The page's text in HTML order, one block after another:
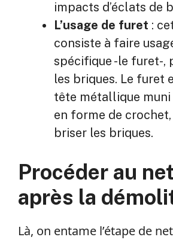
impacts d’éclats de
L’usage de furet :
consiste à faire
spécifique -le furet-,
les briques. Le furet
tête métallique muni
en forme de
briser les briques.
Procéder au
après la
Là, on entame l’étape de